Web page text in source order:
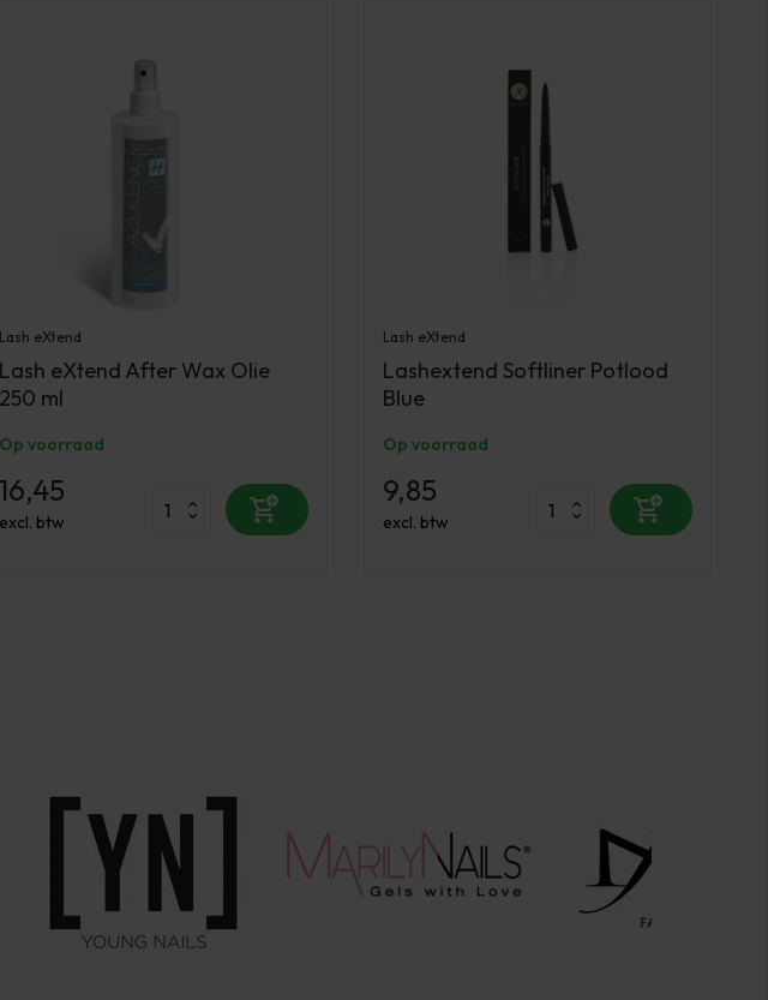
Lash eXtend
Lash eXtend After Wax Olie
250 ml
Op voorraad
16,45
excl. btw
Lash eXtend
Lashextend Softliner Potlood
Blue
Op voorraad
9,85
excl. btw